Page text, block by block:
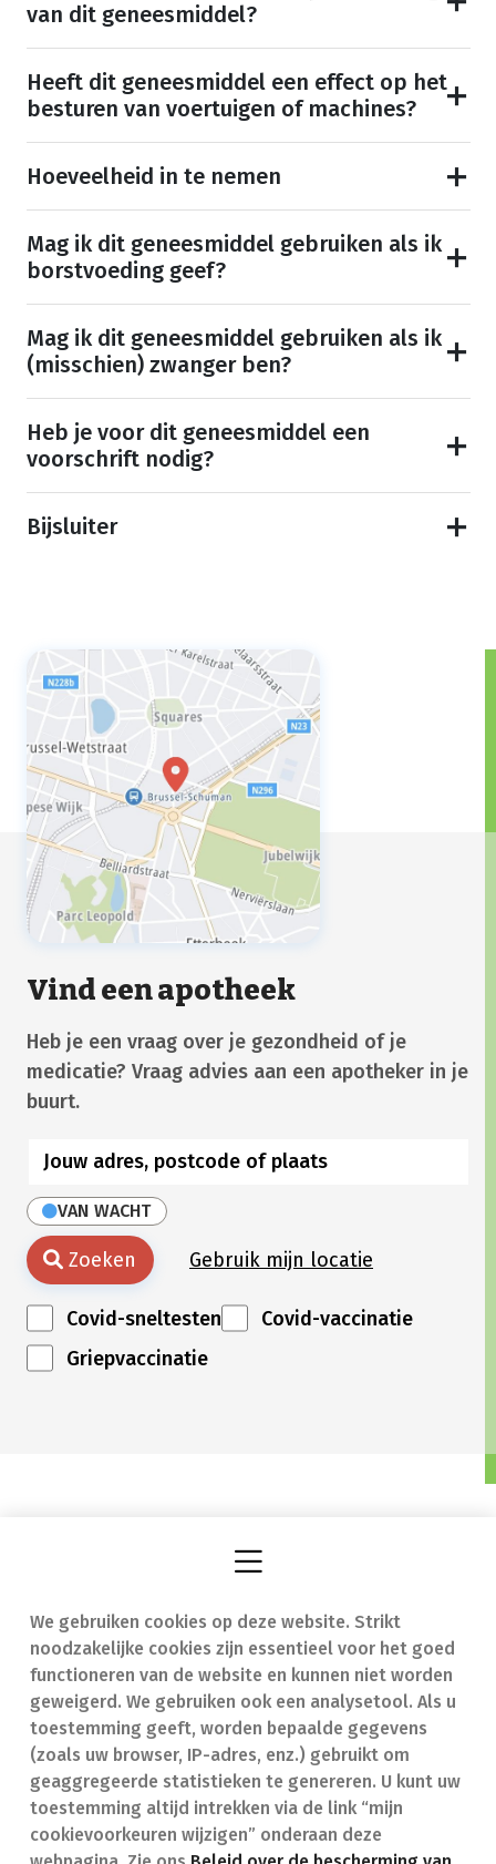
We gebruiken cookies op deze website. Strikt
noodzakelijke cookies zijn essentieel voor het goed
functioneren van de website en kunnen niet worden
geweigerd. We gebruiken ook een analysetool. Als u
toestemming geeft, worden bepaalde gegevens
(zoals uw browser, IP-adres, enz.) gebruikt om
geaggregeerde statistieken te genereren. U kunt uw
toestemming altijd intrekken via de link “mijn
cookievoorkeuren wijzigen” onderaan deze
van dit geneesmiddel?
Heeft dit geneesmiddel een effect op het
besturen van voertuigen of machines?
Hoeveelheid in te nemen
Mag ik dit geneesmiddel gebruiken als ik
borstvoeding geef?
Mag ik dit geneesmiddel gebruiken als ik
(misschien) zwanger ben?
Heb je voor dit geneesmiddel een
voorschrift nodig?
Bijsluiter
Vind een apotheek
Heb je een vraag over je gezondheid of je
medicatie? Vraag advies aan een apotheker in je
buurt.
VAN WACHT
Zoeken Gebruik mijn locatie
Covid-sneltesten
Covid-vaccinatie
Griepvaccinatie
Vind een apotheek
Onze expertise
Ziekten
Geneesmiddelen
In geval van nood
Contact
Veelgestelde vragen
(FAQ)